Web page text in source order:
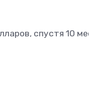
спустя 10